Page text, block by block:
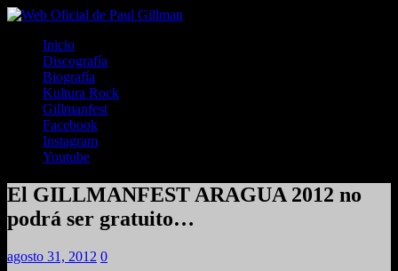
Inicio
Discografía
Biografía
Kultura Rock
Gillmanfest
Facebook
Instagram
Youtube
El GILLMANFEST ARAGUA 2012 no
podrá ser gratuito…
agosto 31, 2012 0